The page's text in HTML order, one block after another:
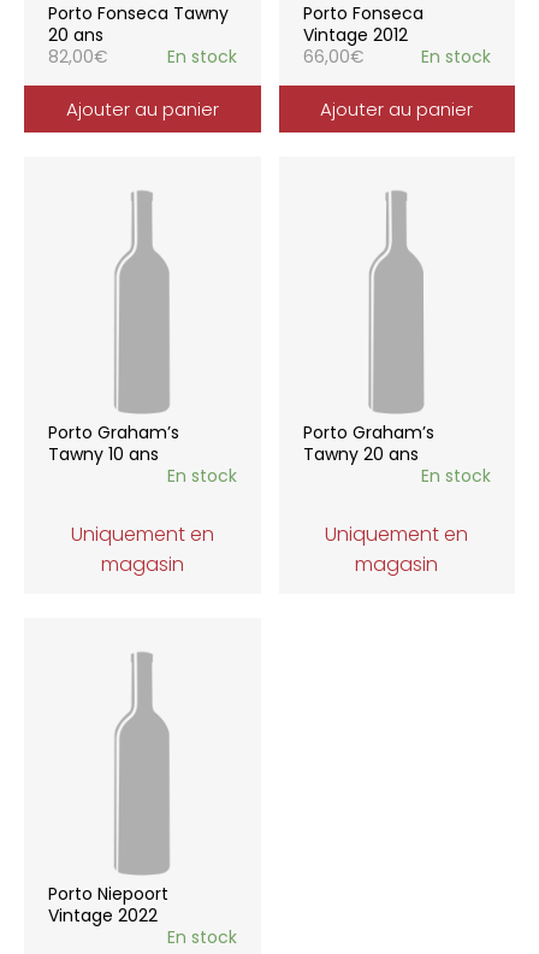
Porto Fonseca Tawny
20 ans
82,00€ En stock
Ajouter au panier
Porto Fonseca
Vintage 2012
66,00€ En stock
Ajouter au panier
Porto Graham’s
Tawny 10 ans
En stock
Uniquement en
magasin
Porto Graham’s
Tawny 20 ans
En stock
Uniquement en
magasin
Porto Niepoort
Vintage 2022
En stock